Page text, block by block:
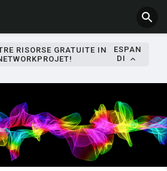
RISORSE GRATUITE IN
ESPAN
DI